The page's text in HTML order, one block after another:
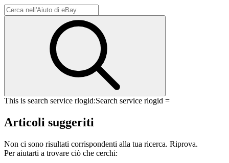
This is search service rlogid:Search service rlogid =
Articoli suggeriti
Non ci sono risultati corrispondenti alla tua ricerca. Riprova.
Per aiutarti a trovare ciò che cerchi: